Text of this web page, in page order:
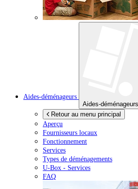
Aides-déménageurs
Aides-déménageurs
Retour au menu principal
Aperçu
Fournisseurs locaux
Fonctionnement
Services
Types de déménagements
U-Box - Services
FAQ